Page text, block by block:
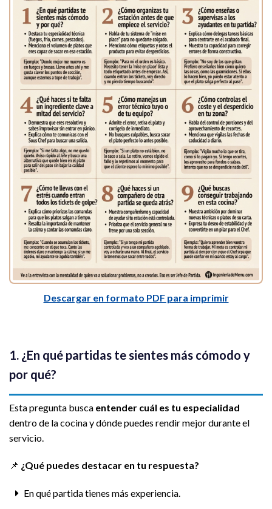
Descargar en formato PDF para imprimir
1. ¿En qué partidas te sientes más cómodo y
por qué?
Esta pregunta busca entender cuál es tu especialidad
dentro de la cocina y dónde puedes rendir mejor durante el
servicio.
📌 ¿Qué puedes destacar en tu respuesta?
En qué partida tienes más experiencia.